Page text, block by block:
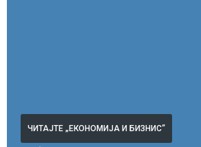
ЧИТАЈТЕ „ЕКОНОМИЈА И БИЗНИС“